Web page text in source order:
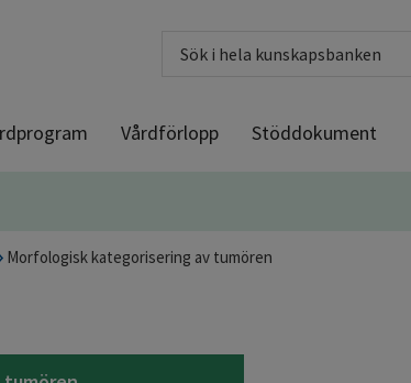
Vårdförlopp Stöddokument
Morfologisk kategorisering av tumören